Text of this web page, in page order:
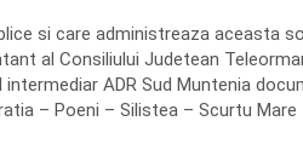
si care administreaza aceasta
al Consiliului Judetean
ADR Sud Muntenia
– Poeni – Silistea – Scurtu